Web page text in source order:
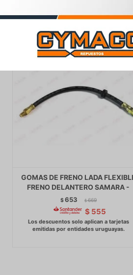
GOMAS DE FRENO LADA
FRENO DELANTERO SAMARA -
$653 $ 669
$ 555